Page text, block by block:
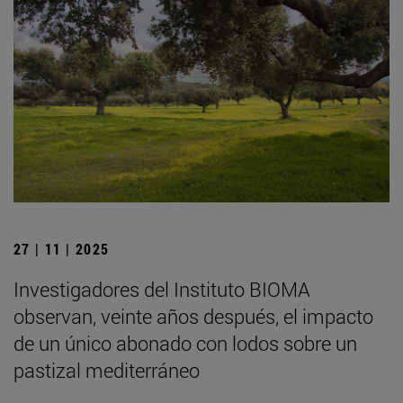
27 | 11 | 2025
Investigadores del Instituto BIOMA
observan, veinte años después, el impacto
de un único abonado con lodos sobre un
pastizal mediterráneo